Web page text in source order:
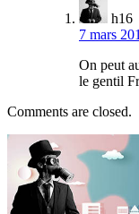
h16
7 mars
On peut
le gentil
Comments are closed.